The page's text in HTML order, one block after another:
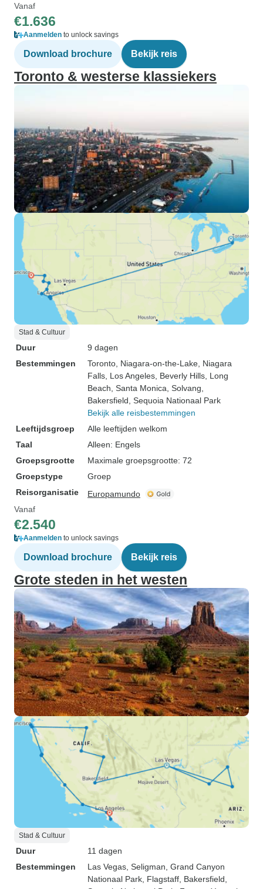
Vanaf
€1.636
Aanmelden to unlock savings
Download brochure Bekijk reis
Toronto & westerse klassiekers
Stad & Cultuur
Duur
9 dagen
Bestemmingen
Toronto , Niagara-on-the-Lake , Niagara
Falls , Los Angeles , Beverly Hills , Long
Beach , Santa Monica , Solvang
Bakersfield , Sequoia Nationaal Park
Bekijk alle reisbestemmingen
Leeftijdsgroep
Alle leeftijden welkom
Taal
Alleen: Engels
Groepsgrootte
Maximale groepsgrootte: 72
Groepstype
Groep
Reisorganisatie
Europamundo
Vanaf
€2.540
Aanmelden to unlock savings
Download brochure Bekijk reis
Grote steden in het westen
Stad & Cultuur
Duur
11 dagen
Bestemmingen
Las Vegas , Seligman , Grand Canyon
Nationaal Park , Flagstaff , Bakersfield